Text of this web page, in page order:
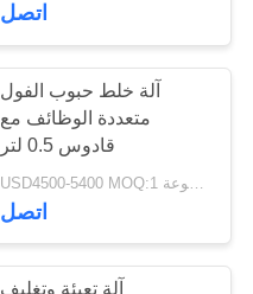
اتصل
آلة خلط حبوب الفول
متعددة الوظائف مع
قادوس 0.5 لتر
اتصل
آلة تعبئة وتغليف